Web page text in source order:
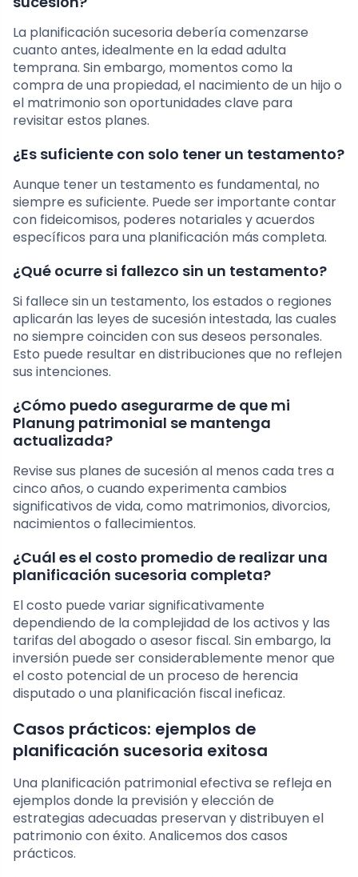
La planificación sucesoria debería comenzarse
cuanto antes, idealmente en la edad adulta
temprana. Sin embargo, momentos como la
compra de una propiedad, el nacimiento de un hijo o
el matrimonio son oportunidades clave para
revisitar estos planes.
¿Es suficiente con solo tener un testamento?
Aunque tener un testamento es fundamental, no
siempre es suficiente. Puede ser importante contar
con fideicomisos, poderes notariales y acuerdos
específicos para una planificación más completa.
¿Qué ocurre si fallezco sin un testamento?
Si fallece sin un testamento, los estados o regiones
aplicarán las leyes de sucesión intestada, las cuales
no siempre coinciden con sus deseos personales.
Esto puede resultar en distribuciones que no reflejen
sus intenciones.
¿Cómo puedo asegurarme de que mi
Planung patrimonial se mantenga
actualizada?
Revise sus planes de sucesión al menos cada tres a
cinco años, o cuando experimenta cambios
significativos de vida, como matrimonios, divorcios,
nacimientos o fallecimientos.
¿Cuál es el costo promedio de realizar una
planificación sucesoria completa?
El costo puede variar significativamente
dependiendo de la complejidad de los activos y las
tarifas del abogado o asesor fiscal. Sin embargo, la
inversión puede ser considerablemente menor que
el costo potencial de un proceso de herencia
disputado o una planificación fiscal ineficaz.
Casos prácticos: ejemplos de
planificación sucesoria exitosa
Una planificación patrimonial efectiva se refleja en
ejemplos donde la previsión y elección de
estrategias adecuadas preservan y distribuyen el
patrimonio con éxito. Analicemos dos casos
prácticos.